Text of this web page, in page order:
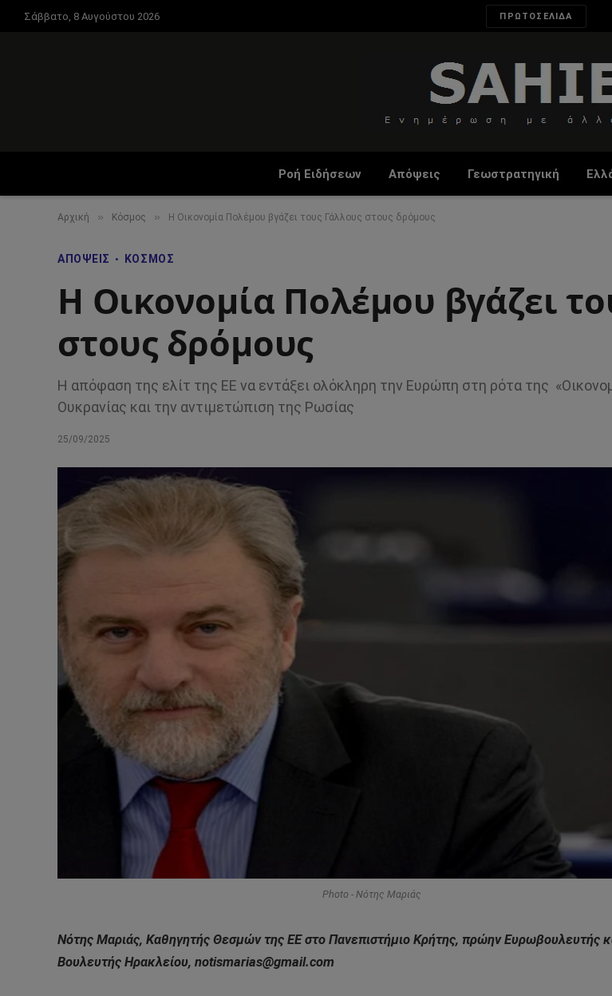
Σάββατο, 8 Αυγούστου 2026 ΠΡΩΤΟΣΕΛΙΔΑ
Ροή Ειδήσεων Απόψεις Γεωστρατηγική
Αρχική » Κόσμος » Η Οικονομία Πολέμου βγάζει τους Γάλλους στους δρόμους
ΑΠΌΨΕΙΣ ΚΌΣΜΟΣ
Η Οικονομία Πολέμου βγάζει
στους δρόμους
Η απόφαση της ελίτ της ΕΕ να εντάξει ολόκληρη την Ευρώπη στη ρότα της
Ουκρανίας και την αντιμετώπιση της Ρωσίας
25/09/2025
Photo - Νότης Μαριάς
Νότης Μαριάς, Καθηγητής Θεσμών της ΕΕ στο Πανεπιστήμιο Κρήτης, πρώην Ευρωβουλευτής
Βουλευτής Ηρακλείου, notismarias@gmail.com